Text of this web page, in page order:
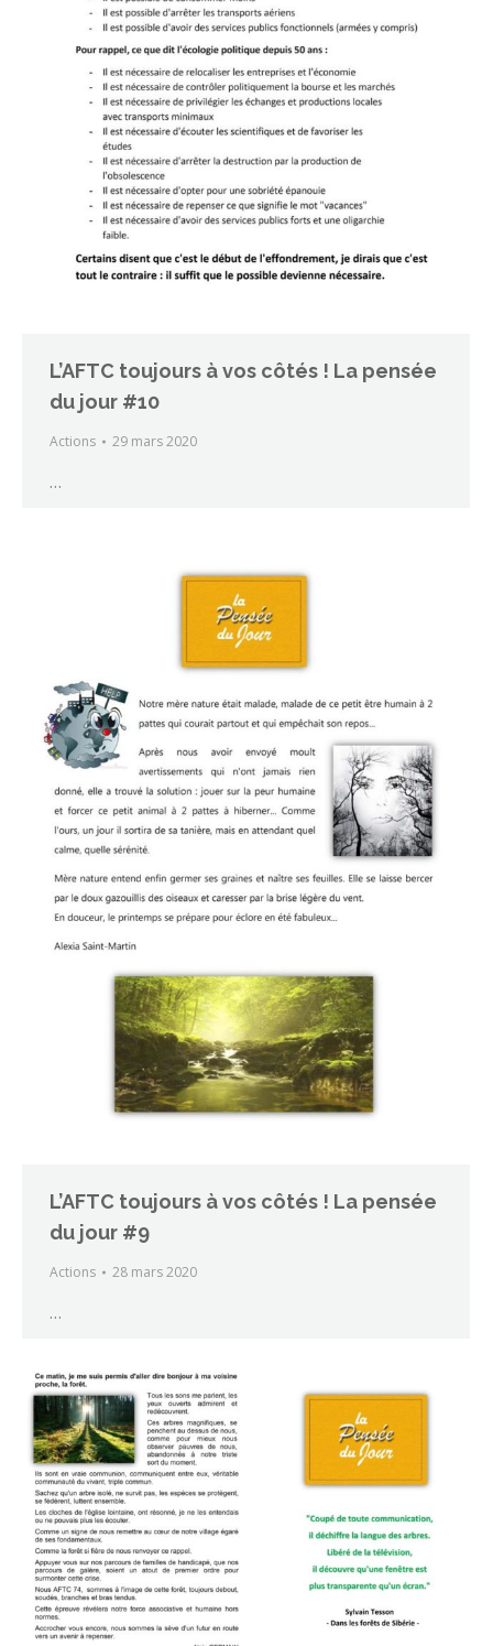
L’AFTC toujours à vos côtés ! La pensée
du jour #10
Actions 29 mars 2020
…
L’AFTC toujours à vos côtés ! La pensée
du jour #9
Actions 28 mars 2020
…